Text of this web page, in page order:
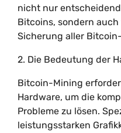
nicht nur
Bitcoins, sondern
Sicherung aller
2. Die Bedeutung der
Bitcoin-Mining
Hardware, um die
Probleme zu lösen.
leistungsstarken